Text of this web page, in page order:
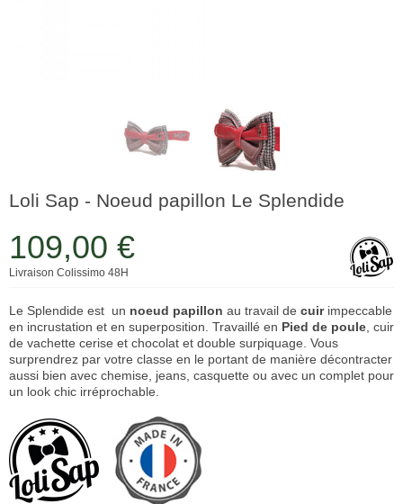
Loli Sap - Noeud papillon Le Splendide
109,00 €
Livraison Colissimo 48H
Le Splendide est un noeud papillon au travail de cuirimpeccable
en incrustation et en superposition. Travaillé en Pied de poule , cuir
de vachette cerise et chocolat et double surpiquage. Vous
surprendrez par votre classe en le portant de manière décontracter
aussi bien avec chemise, jeans, casquette ou avec un complet pour
un look chic irréprochable.